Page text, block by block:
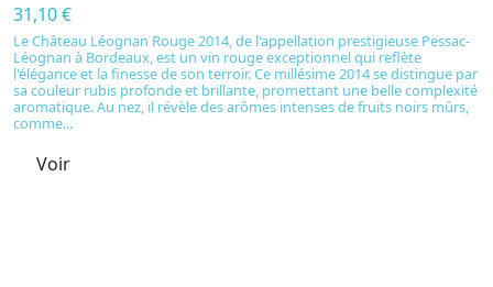
31,10 €
Le Château Léognan Rouge 2014, de l'appellation prestigieuse Pessac-
Léognan à Bordeaux, est un vin rouge exceptionnel qui reflète
l'élégance et la finesse de son terroir. Ce millésime 2014 se distingue par
sa couleur rubis profonde et brillante, promettant une belle complexité
aromatique. Au nez, il révèle des arômes intenses de fruits noirs mûrs,
comme...
Voir